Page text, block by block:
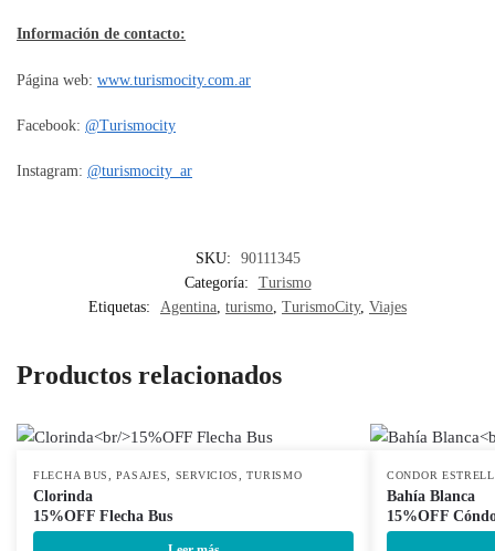
Información de contacto:
Página web: www.turismocity.com.ar
Facebook: @Turismocity
Instagram: @turismocity_ar
SKU:
90111345
Categoría:
Turismo
Etiquetas:
Agentina turismo TurismoCity, Viajes
Productos relacionados
FLECHA BUS ,PASAJES SERVICIOS ,TURISMO
Clorinda
15%OFF Flecha Bus
CONDOR
Bahía Blanca
15%OFF